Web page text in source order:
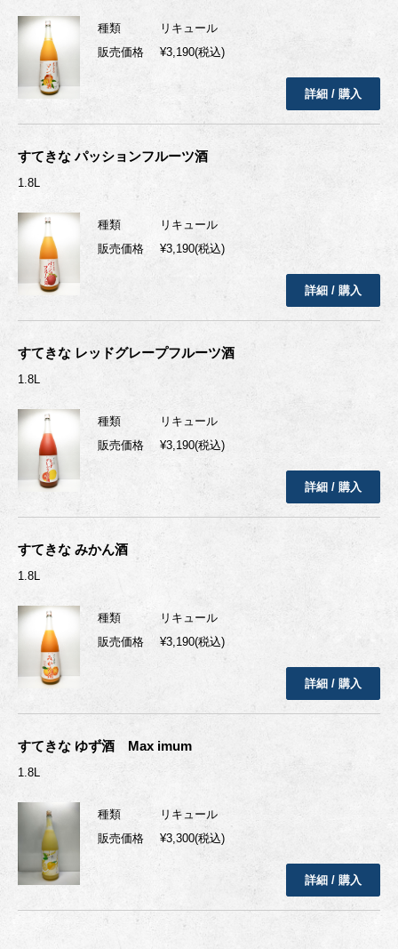
種類
リキュール
販売価格
¥3,190(税込)
詳細 / 購入
すてきな パッションフルーツ酒
1.8L
種類
リキュール
販売価格
¥3,190(税込)
詳細 / 購入
すてきな レッドグレープフルーツ酒
1.8L
種類
リキュール
販売価格
¥3,190(税込)
詳細 / 購入
すてきな みかん酒
1.8L
種類
リキュール
販売価格
¥3,190(税込)
詳細 / 購入
すてきな ゆず酒 Max imum
1.8L
種類
リキュール
販売価格
¥3,300(税込)
詳細 / 購入